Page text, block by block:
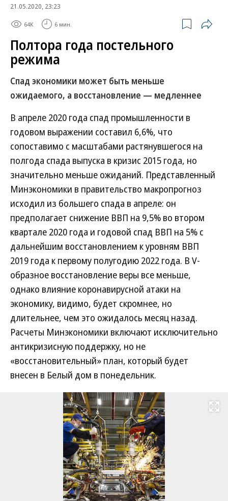
21.05.2020, 23:23
64K 6 мин.
Полтора года постельного
режима
Спад экономики может быть меньше
ожидаемого, а восстановление — медленнее
В апреле 2020 года спад промышленности в
годовом выражении составил 6,6%, что
сопоставимо с масштабами растянувшегося на
полгода спада выпуска в кризис 2015 года, но
значительно меньше ожиданий. Представленный
Минэкономики в правительство макропрогноз
исходил из большего спада в апреле: он
предполагает снижение ВВП на 9,5% во втором
квартале 2020 года и годовой спад ВВП на 5% с
дальнейшим восстановлением к уровням ВВП
2019 года к первому полугодию 2022 года. В V-
образное восстановление веры все меньше,
однако влияние коронавирусной атаки на
экономику, видимо, будет скромнее, но
длительнее, чем это ожидалось месяц назад.
Расчеты Минэкономики включают исключительно
антикризисную поддержку, но не
«восстановительный» план, который будет
внесен в Белый дом в понедельник.
Развернуть